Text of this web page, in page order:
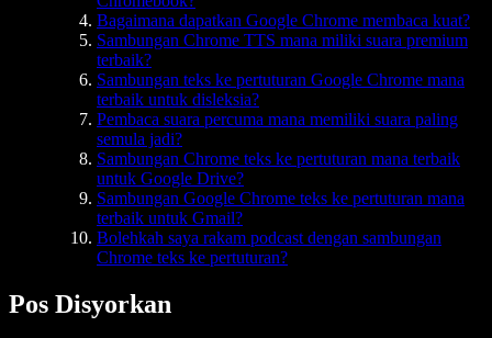
Bagaimana dapatkan Google Chrome membaca kuat?
Sambungan Chrome TTS mana miliki suara premium
terbaik?
Sambungan teks ke pertuturan Google Chrome mana
terbaik untuk disleksia?
Pembaca suara percuma mana memiliki suara paling
semula jadi?
Sambungan Chrome teks ke pertuturan mana terbaik
untuk Google Drive?
Sambungan Google Chrome teks ke pertuturan mana
terbaik untuk Gmail?
Bolehkah saya rakam podcast dengan sambungan
Chrome teks ke pertuturan?
Pos Disyorkan